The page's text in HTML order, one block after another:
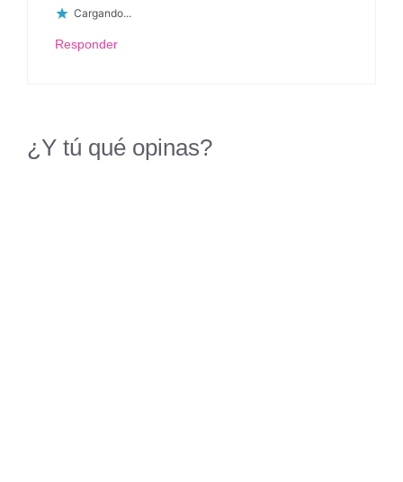
Cargando...
Responder
¿Y tú qué opinas?